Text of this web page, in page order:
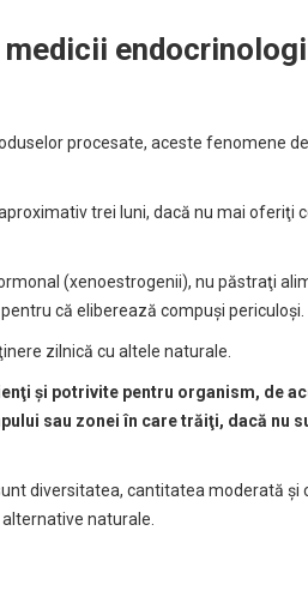
procesate, aceste fenomene
trei luni, dacă nu mai oferiţi
(xenoestrogenii), nu păstraţi
că eliberează compuşi periculoşi.
zilnică cu altele naturale.
şi potrivite pentru organism, de
sau zonei în care trăiţi, dacă nu
diversitatea, cantitatea moderată şi
naturale.